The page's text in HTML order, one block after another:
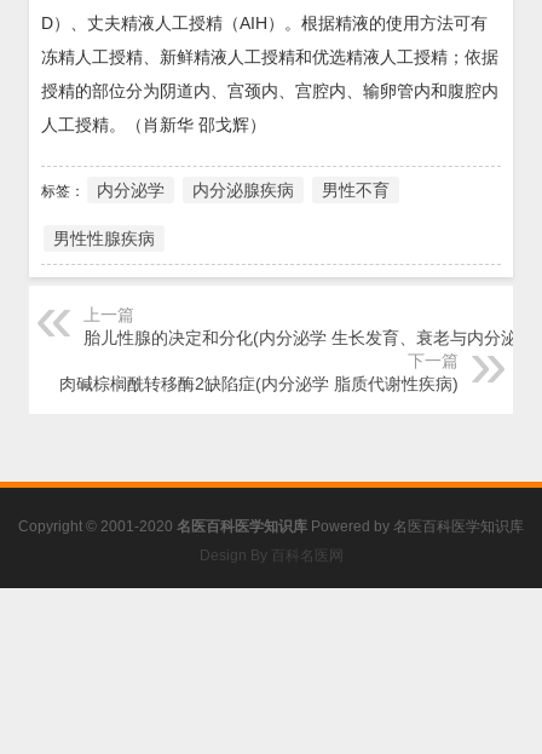
D）、丈夫精液人工授精（AIH）。根据精液的使用方法可有
冻精人工授精、新鲜精液人工授精和优选精液人工授精；依据
授精的部位分为阴道内、宫颈内、宫腔内、输卵管内和腹腔内
人工授精。（肖新华 邵戈辉）
标签： 内分泌学 内分泌腺疾病 男性不育
男性性腺疾病
上一篇
胎儿性腺的决定和分化(内分泌学 生长发育、衰老与内分泌)
下一篇
肉碱棕榈酰转移酶2缺陷症(内分泌学 脂质代谢性疾病)
Copyright © 2001-2020 名医百科医学知识库 Powered by 名医百科医学知识库
Design By 百科名医网